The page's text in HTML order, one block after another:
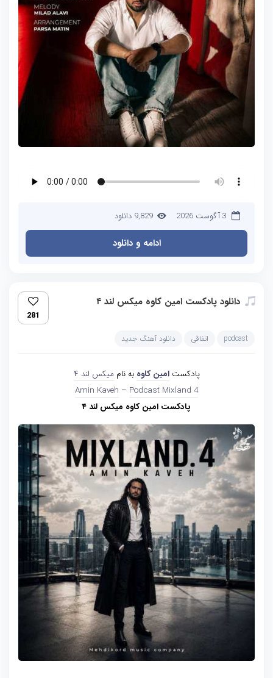
3 آگوست 2026 9,829 دانلود
ادامه و دانلود
دانلود پادکست امین کاوه میکس لند ۴
281
podcast اتفاقی دانلود آهنگ جدید
پادکستامین کاوه به نام میکس لند ۴
Amin Kaveh – Podcast Mixland 4
پادکست امین کاوه میکس لند ۴